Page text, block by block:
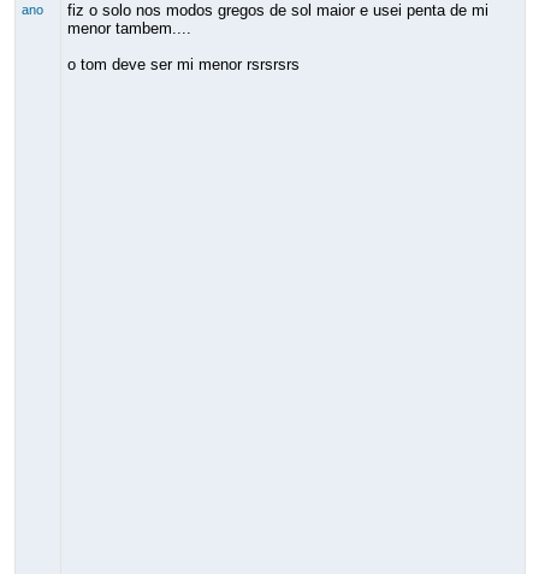
ano
fiz o solo nos modos gregos de sol maior e usei penta de mi
menor tambem....
o tom deve ser mi menor rsrsrsrs